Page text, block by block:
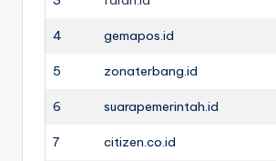
4 gemapos.id
5 zonaterbang.id
6 suarapemerintah.id
7 citizen.co.id